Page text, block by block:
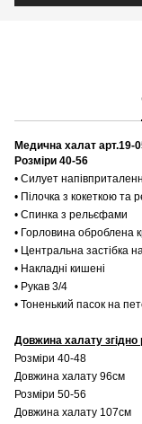
Медична халат арт.19-
Розміри 40-56
• Силует
• Пілочка з кокеткою та
• Спинка з рельєфами
• Горловина оброблена
• Центральна застібка
• Накладні кишені
• Рукав 3/4
• Тоненький пасок на
Довжина халату згідно
Розміри 40-48
Довжина халату 96см
Розміри 50-56
Довжина халату 107см